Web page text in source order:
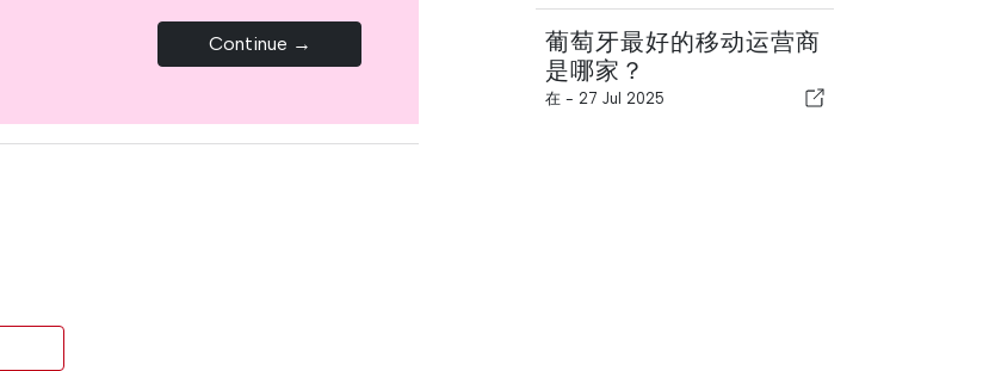
Continue →
葡萄牙最好的移动运营商
是哪家？
在 - 27 Jul 2025